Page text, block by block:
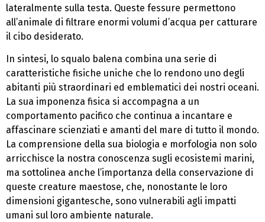
lateralmente sulla testa. Queste fessure permettono
all’animale di filtrare enormi volumi d’acqua per catturare
il cibo desiderato.
In sintesi, lo squalo balena combina una serie di
caratteristiche fisiche uniche che lo rendono uno degli
abitanti più straordinari ed emblematici dei nostri oceani.
La sua imponenza fisica si accompagna a un
comportamento pacifico che continua a incantare e
affascinare scienziati e amanti del mare di tutto il mondo.
La comprensione della sua biologia e morfologia non solo
arricchisce la nostra conoscenza sugli ecosistemi marini,
ma sottolinea anche l’importanza della conservazione di
queste creature maestose, che, nonostante le loro
dimensioni gigantesche, sono vulnerabili agli impatti
umani sul loro ambiente naturale.